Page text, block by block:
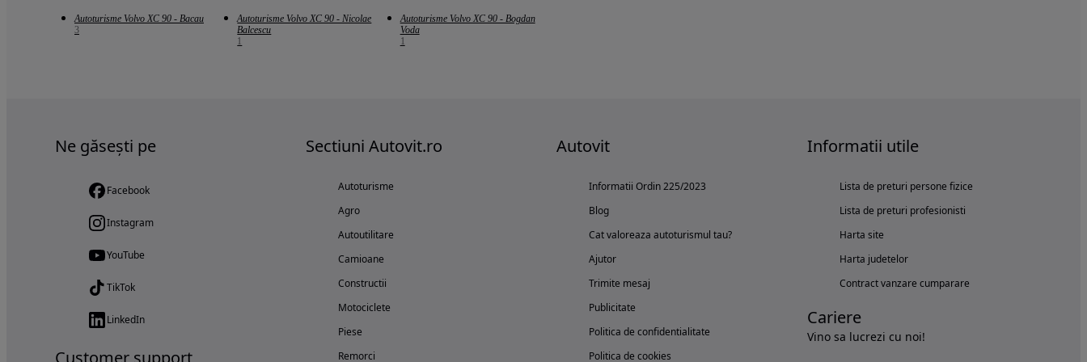
Autoturisme Volvo XC 90 - Bacau
3
Autoturisme Volvo XC 90 - Nicolae
Balcescu
1
Autoturisme Volvo XC 90 - Bogdan
Voda
1
Ne găsești pe
Facebook
Instagram
YouTube
TikTok
LinkedIn
Customer support
Sectiuni Autovit.ro
Autoturisme
Agro
Autoutilitare
Camioane
Constructii
Motociclete
Piese
Remorci
Autovit
Informatii Ordin 225/2023
Blog
Cat valoreaza autoturismul tau?
Ajutor
Trimite mesaj
Publicitate
Politica de confidentialitate
Politica de cookies
Informatii utile
Lista de preturi persone fizice
Lista de preturi profesionisti
Harta site
Harta judetelor
Contract vanzare cumparare
Cariere
Vino sa lucrezi cu noi!